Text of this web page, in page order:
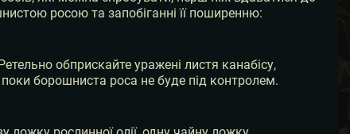
росою та запобіганні її поширенню:
обприскайте уражені листя канабісу,
борошниста роса не буде під контролем.